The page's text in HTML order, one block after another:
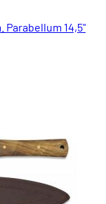
Parabellum 14,5"